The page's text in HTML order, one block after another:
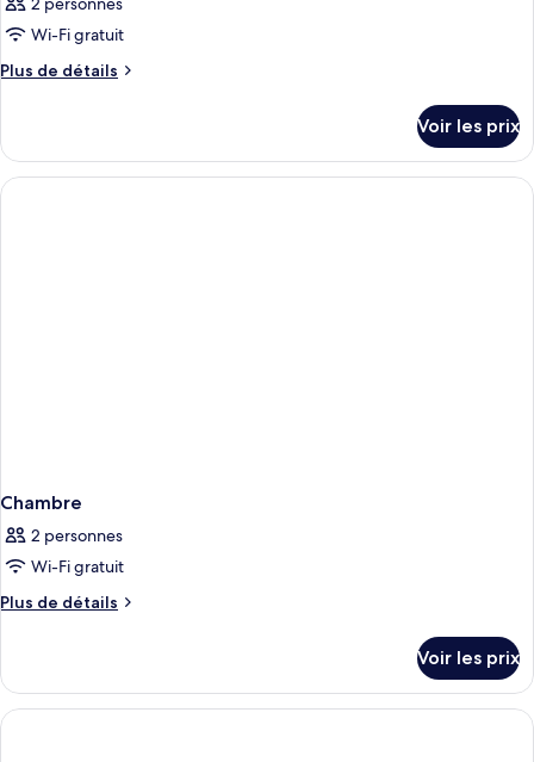
Wi-Fi gratuit
Plus de détails
Plus
le
type
de
Voir les prix
Chambre
2 personnes
Wi-Fi gratuit
Plus de détails
Plus
le
type
de
Voir les prix